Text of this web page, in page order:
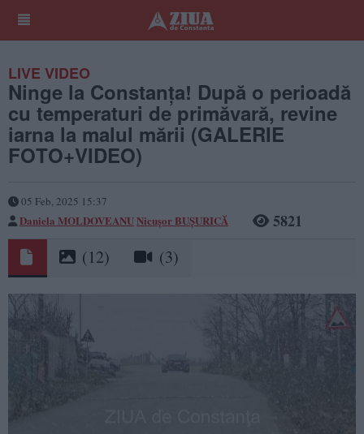
LIVE VIDEO
Ninge la Constanța! După o perioadă
cu temperaturi de primăvară, revine
iarna la malul mării (GALERIE
FOTO+VIDEO)
05 Feb, 2025 15:37
Daniela MOLDOVEANUNicușor BUȘURICĂ 5821
(12) (3)